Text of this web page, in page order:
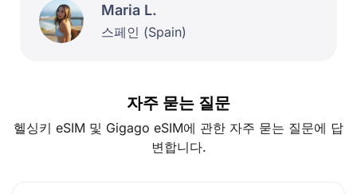
Maria L.
스페인 (Spain)
자주 묻는 질문
헬싱키 eSIM 및 Gigago eSIM에 관한 자주 묻는 질문에 답
변합니다.